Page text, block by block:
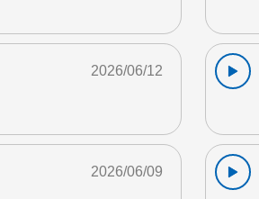
2026/06/12
2026/06/09